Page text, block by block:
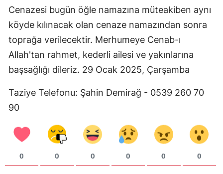
Hakkari
Hatay
Isparta
Mersin
İstanbul
Kars
Kastamonu
Cenazesi bugün öğle namazına müteakiben aynı
köyde kılınacak olan cenaze namazından sonra
toprağa verilecektir. Merhumeye Cenab-ı
Allah'tan rahmet, kederli ailesi ve yakınlarına
başsağlığı dileriz. 29 Ocak 2025, Çarşamba
Taziye Telefonu: Şahin Demirağ - 0539 260 70
90
0 0 0 0 0 0